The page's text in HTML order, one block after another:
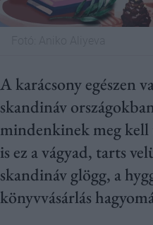
A karácsony egészen
skandináv
mindenkinek meg kell
is ez a vágyad, tarts
skandináv glögg, a
könyvvásárlás